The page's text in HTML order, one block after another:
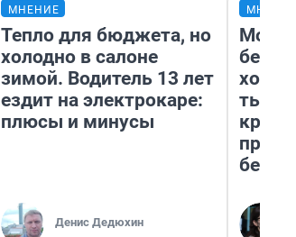
МНЕНИЕ
Тепло для бюджета, но
холодно в салоне
зимой. Водитель 13 лет
ездит на электрокаре:
плюсы и минусы
Денис Дедюхин
Мой